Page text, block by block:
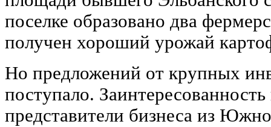
поселке образовано два
получен хороший урожай
Но предложений от крупных
поступало.
представители бизнеса из